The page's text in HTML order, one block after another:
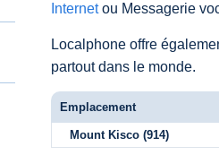
Internetou Messagerie
Localphone offre
partout dans le monde.
Emplacement
Mount Kisco (914)